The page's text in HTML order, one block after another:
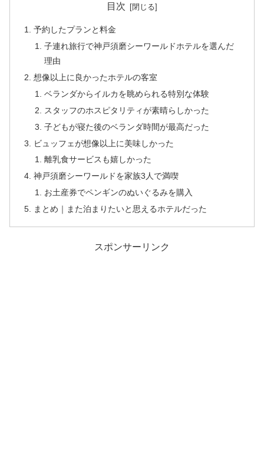
目次
予約したプランと料金
子連れ旅行で神戸須磨シーワールドホテルを選んだ
理由
想像以上に良かったホテルの客室
ベランダからイルカを眺められる特別な体験
スタッフのホスピタリティが素晴らしかった
子どもが寝た後のベランダ時間が最高だった
ビュッフェが想像以上に美味しかった
離乳食サービスも嬉しかった
神戸須磨シーワールドを家族3人で満喫
お土産券でペンギンのぬいぐるみを購入
まとめ｜また泊まりたいと思えるホテルだった
スポンサーリンク